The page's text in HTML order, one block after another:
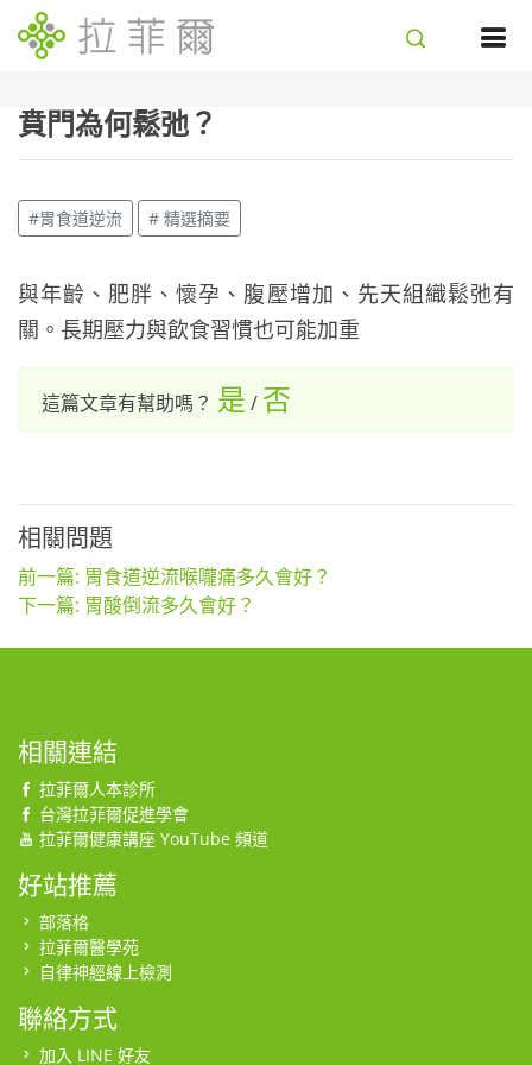
賁門為何鬆弛？
#胃食道逆流 # 精選摘要
與年齡、肥胖、懷孕、腹壓增加、先天組織鬆弛有
關。長期壓力與飲食習慣也可能加重
這篇文章有幫助嗎？ 是 / 否
相關問題
前一篇: 胃食道逆流喉嚨痛多久會好？
下一篇: 胃酸倒流多久會好？
相關連結
拉菲爾人本診所
台灣拉菲爾促進學會
拉菲爾健康講座 YouTube 頻道
好站推薦
部落格
拉菲爾醫學苑
自律神經線上檢測
聯絡方式
加入 LINE 好友